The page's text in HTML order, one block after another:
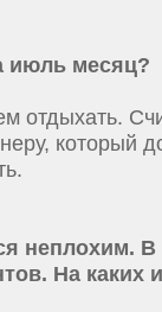
июль месяц?
отдыхать.
который
неплохим.
На каких